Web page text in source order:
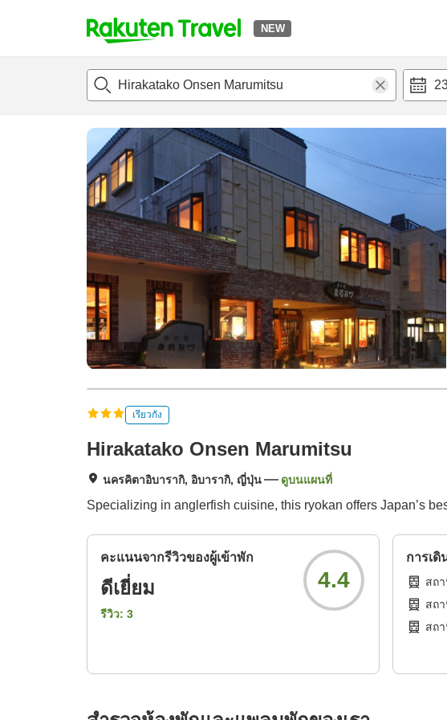
NEW
t
p
a
e
_
s
e
a
r
c
h
แนะนำที่พักห้องพักและแพลนพักรีวิวสิ่่งอำนวยความสะดวก
เรียวกัง
Hirakatako Onsen Marumitsu
นครคิตาอิบารากิ, อิบารากิ, ญี่ปุ่น ดูบนแผนที่
Specializing in anglerfish cuisine, this ryokan offers Japan’s
คะแนนจากรีวิวของผู้เข้าพัก
ดีเยี่ยม
รีวิว: 3
4.4
การเดิ
สถ
สถ
สถ